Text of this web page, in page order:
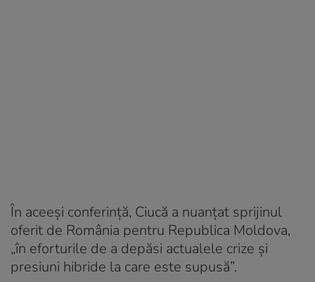
În aceeși conferință, Ciucă a nuanțat sprijinul
oferit de România pentru Republica Moldova,
„în eforturile de a depăsi actualele crize și
presiuni hibride la care este supusă”.